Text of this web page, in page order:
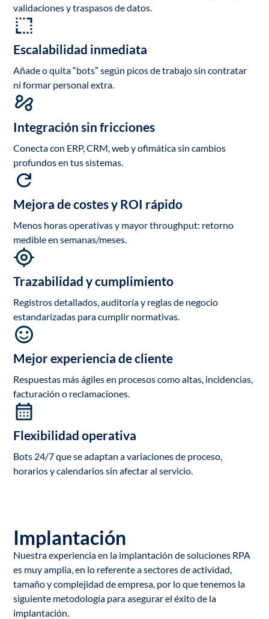
validaciones y traspasos de datos.
Escalabilidad inmediata
Añade o quita “bots” según picos de trabajo sin contratar
ni formar personal extra.
Integración sin fricciones
Conecta con ERP, CRM, web y ofimática sin cambios
profundos en tus sistemas.
Mejora de costes y ROI rápido
Menos horas operativas y mayor throughput: retorno
medible en semanas/meses.
Trazabilidad y cumplimiento
Registros detallados, auditoría y reglas de negocio
estandarizadas para cumplir normativas.
Mejor experiencia de cliente
Respuestas más ágiles en procesos como altas, incidencias,
facturación o reclamaciones.
Flexibilidad operativa
Bots 24/7 que se adaptan a variaciones de proceso,
horarios y calendarios sin afectar al servicio.
Implantación
Nuestra experiencia en la implantación de soluciones RPA
es muy amplia, en lo referente a sectores de actividad,
tamaño y complejidad de empresa, por lo que tenemos la
siguiente metodología para asegurar el éxito de la
implantación.